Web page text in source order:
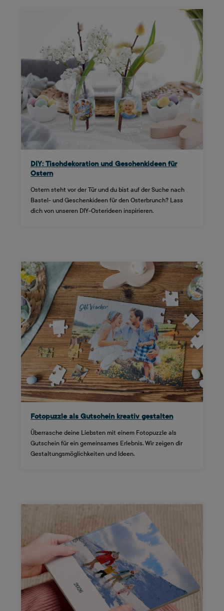
DIY: Tischdekoration und Geschenkideen für
Ostern
Ostern steht vor der Tür und du bist auf der Suche nach
Bastel- und Geschenkideen für den Osterbrunch? Lass
dich von unseren DIY-Osterideen inspirieren.
Fotopuzzle als Gutschein kreativ gestalten
Überrasche deine Liebsten mit einem Fotopuzzle als
Gutschein für ein gemeinsames Erlebnis. Wir zeigen dir
Gestaltungsmöglichkeiten und Ideen.